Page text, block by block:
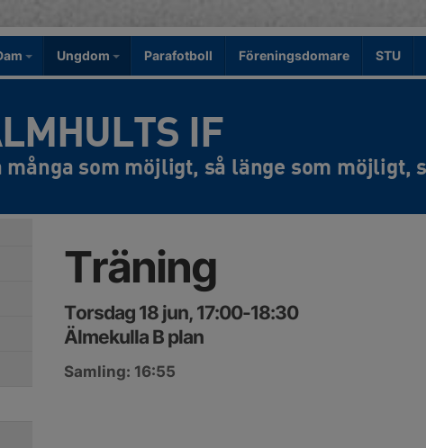
Ungdom Parafotboll Föreningsdomare STU
IF
Träning
Torsdag 18 jun, 17:00-18:30
Älmekulla B plan
Samling: 16:55